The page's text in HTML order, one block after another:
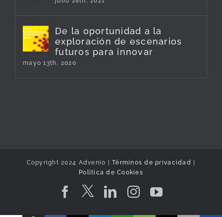
De la oportunidad a la
exploración de escenarios
futuros para innovar
mayo 13th, 2020
Copyright 2024 Advenio | Términos de privacidad |
Política de Cookies
Facebook
TwitterLinkedIn
Instagram